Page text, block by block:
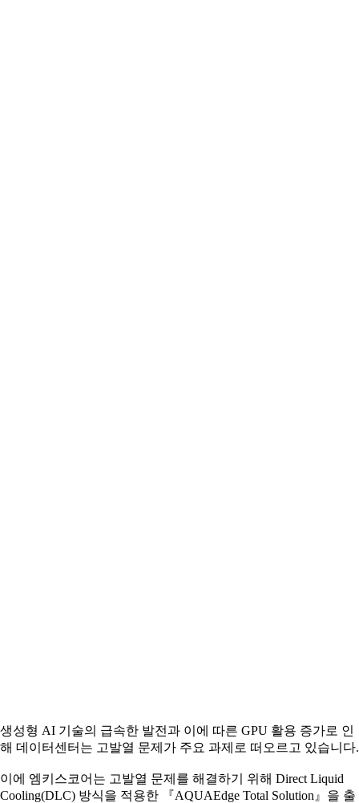
생성형 AI 기술의 급속한 발전과 이에 따른 GPU 활용 증가로 인
해 데이터센터는 고발열 문제가 주요 과제로 떠오르고 있습니다.
이에 엠키스코어는 고발열 문제를 해결하기 위해 Direct Liquid
Cooling(DLC) 방식을 적용한 『AQUAEdge Total Solution』을 출